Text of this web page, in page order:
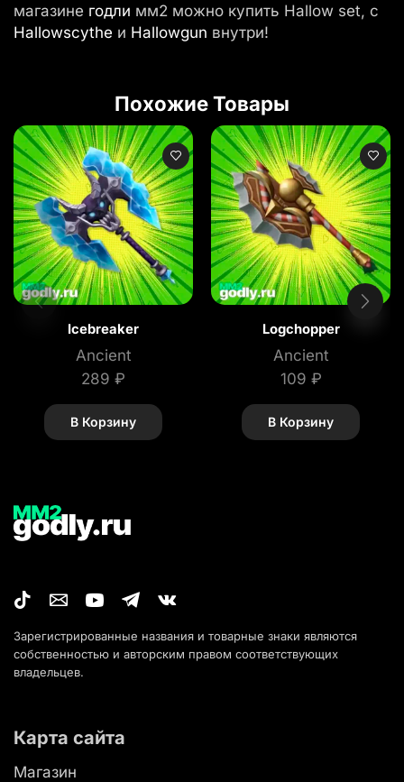
магазине годли мм2 можно купить Hallow set, с
Hallowscythe и Hallowgun внутри!
Похожие Товары
Icebreaker
Ancient
289 ₽
В Корзину
Logchopper
Ancient
109 ₽
В Корзину
Зарегистрированные названия и товарные знаки являются
собственностью и авторским правом соответствующих
владельцев.
Карта сайта
Магазин